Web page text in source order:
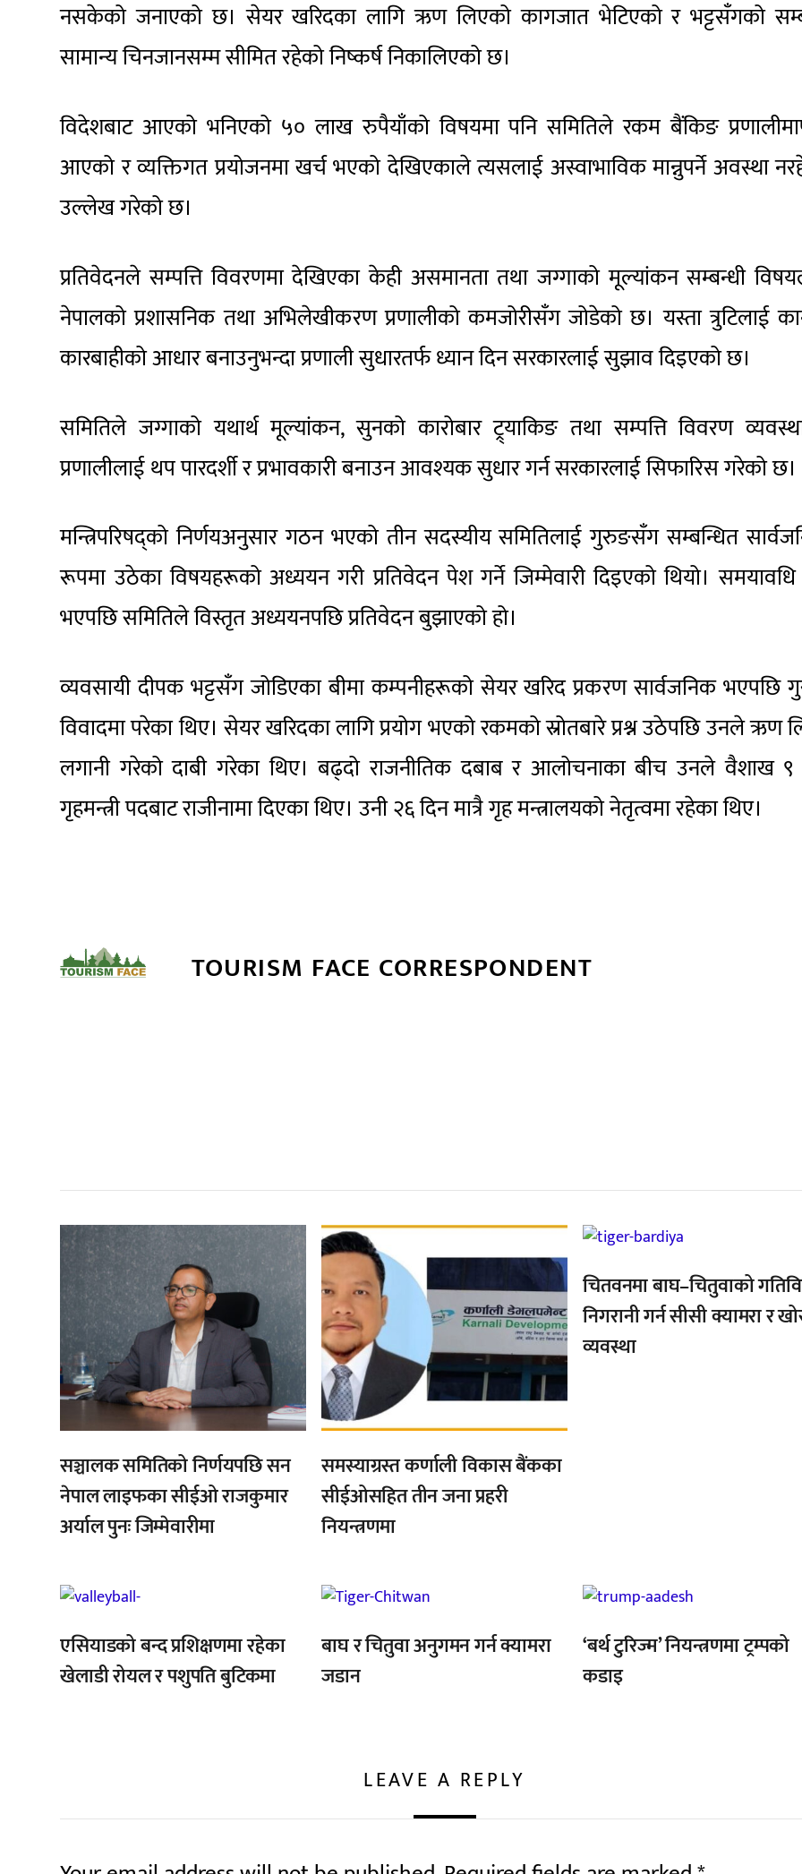
नसकेको जनाएको छ। सेयर खरिदका लागि ऋण लिएको कागजात भेटिएको र भट्टसँगको
सामान्य चिनजानसम्म सीमित रहेको निष्कर्ष निकालिएको छ।
विदेशबाट आएको भनिएको ५० लाख रुपैयाँको विषयमा पनि समितिले रकम बैंकिङ
आएको र व्यक्तिगत प्रयोजनमा खर्च भएको देखिएकाले त्यसलाई अस्वाभाविक मान्नुपर्ने अवस्था
उल्लेख गरेको छ।
प्रतिवेदनले सम्पत्ति विवरणमा देखिएका केही असमानता तथा जग्गाको मूल्यांकन सम्बन्धी
नेपालको प्रशासनिक तथा अभिलेखीकरण प्रणालीको कमजोरीसँग जोडेको छ। यस्ता त्रुटिलाई
कारबाहीको आधार बनाउनुभन्दा प्रणाली सुधारतर्फ ध्यान दिन सरकारलाई सुझाव दिइएको छ।
समितिले जग्गाको यथार्थ मूल्यांकन, सुनको कारोबार ट्र्याकिङ तथा सम्पत्ति विवरण
प्रणालीलाई थप पारदर्शी र प्रभावकारी बनाउन आवश्यक सुधार गर्न सरकारलाई सिफारिस गरेको छ।
मन्त्रिपरिषद्को निर्णयअनुसार गठन भएको तीन सदस्यीय समितिलाई गुरुङसँग सम्बन्धित
रूपमा उठेका विषयहरूको अध्ययन गरी प्रतिवेदन पेश गर्ने जिम्मेवारी दिइएको थियो।
भएपछि समितिले विस्तृत अध्ययनपछि प्रतिवेदन बुझाएको हो।
व्यवसायी दीपक भट्टसँग जोडिएका बीमा कम्पनीहरूको सेयर खरिद प्रकरण सार्वजनिक भएपछि
विवादमा परेका थिए। सेयर खरिदका लागि प्रयोग भएको रकमको स्रोतबारे प्रश्न उठेपछि उनले ऋण
लगानी गरेको दाबी गरेका थिए। बढ्दो राजनीतिक दबाब र आलोचनाका बीच उनले वैशाख
गृहमन्त्री पदबाट राजीनामा दिएका थिए। उनी २६ दिन मात्रै गृह मन्त्रालयको नेतृत्वमा रहेका थिए।
TOURISM FACE CORRESPONDENT
सञ्चालक समितिको निर्णयपछि सन
नेपाल लाइफका सीईओ राजकुमार
अर्याल पुनः जिम्मेवारीमा
,
समस्याग्रस्त कर्णाली विकास बैंकका
सीईओसहित तीन जना प्रहरी
नियन्त्रणमा
,
चितवनमा बाघ–चितुवाको
निगरानी गर्न सीसी क्यामरा र
व्यवस्था
,
एसियाडको बन्द प्रशिक्षणमा रहेका
खेलाडी रोयल र पशुपति बुटिकमा
बाघ र चितुवा अनुगमन गर्न क्यामरा
जडान
,
‘बर्थ टुरिज्म’ नियन्त्रणमा ट्रम्पको
कडाइ
LEAVE A REPLY